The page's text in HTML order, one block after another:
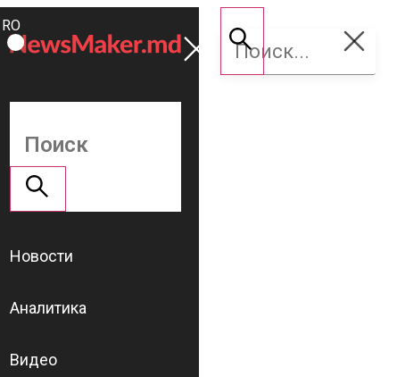
ROMÂNĂ
RU
Поддержать
NM
Новости
Аналитика
Видео